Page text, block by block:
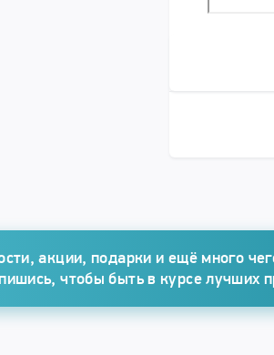
акции, подарки и ещё много
чтобы быть в курсе лучших